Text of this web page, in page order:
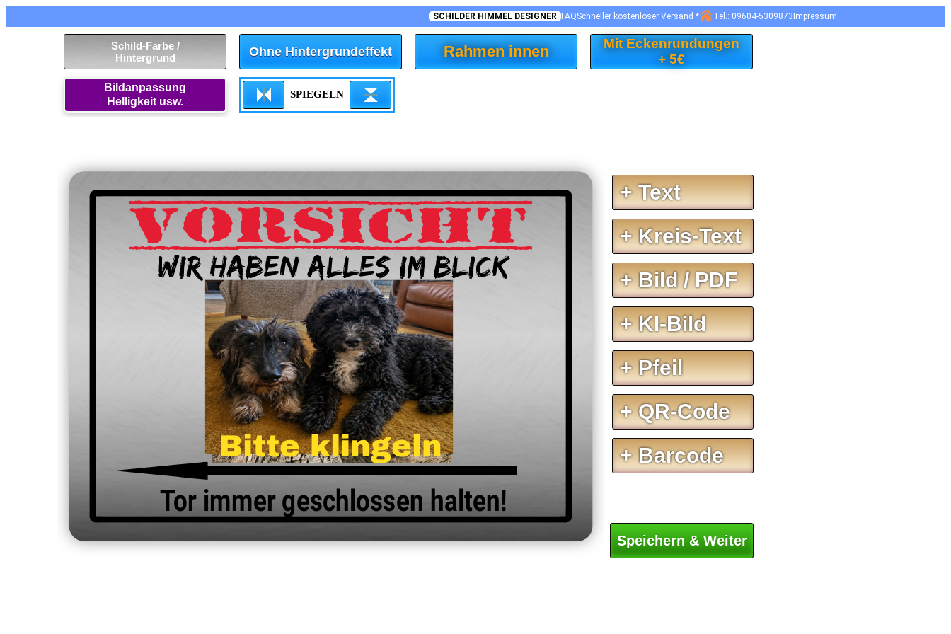
SCHILDER HIMMEL DESIGNER FAQSchneller kostenloser Versand * Tel.: 09604-5309873 Impressum
Schild-Farbe /
Hintergrund
Ohne Hintergrundeffekt Rahmen innen
Mit Eckenrundungen
+ 5€
Bildanpassung
Helligkeit usw.
SPIEGELN
VORSICHT
Wir haben alles im Blick
Bitte klingeln
Tor immer geschlossen halten!
+ Text
+ Kreis-Text
+ Bild / PDF
+ KI-Bild
+ Pfeil
+ QR-Code
+ Barcode
Speichern & Weiter